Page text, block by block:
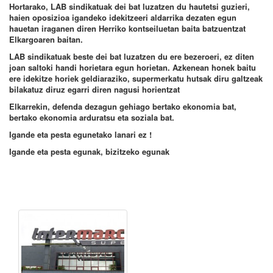
Hortarako, LAB sindikatuak dei bat luzatzen du hautetsi guzieri,
haien oposizioa igandeko idekitzeeri aldarrika dezaten egun
hauetan iraganen diren Herriko kontseiluetan baita batzuentzat
Elkargoaren baitan.
LAB sindikatuak beste dei bat luzatzen du ere bezeroeri, ez diten
joan saltoki handi horietara egun horietan. Azkenean honek baitu
ere idekitze horiek geldiaraziko, supermerkatu hutsak diru galtzeak
bilakatuz diruz egarri diren nagusi horientzat
Elkarrekin, defenda dezagun gehiago bertako ekonomia bat,
bertako ekonomia arduratsu eta soziala bat.
Igande eta pesta egunetako lanari ez !
Igande eta pesta egunak, bizitzeko egunak